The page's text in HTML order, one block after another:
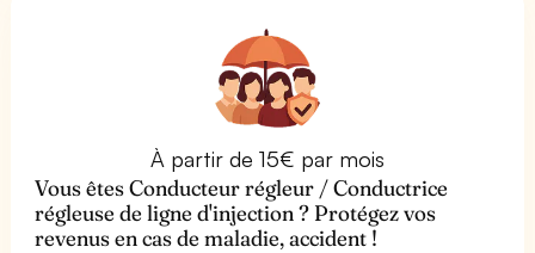
À partir de 15€ par mois
Vous êtes Conducteur régleur / Conductrice
régleuse de ligne d'injection ? Protégez vos
revenus en cas de maladie, accident !